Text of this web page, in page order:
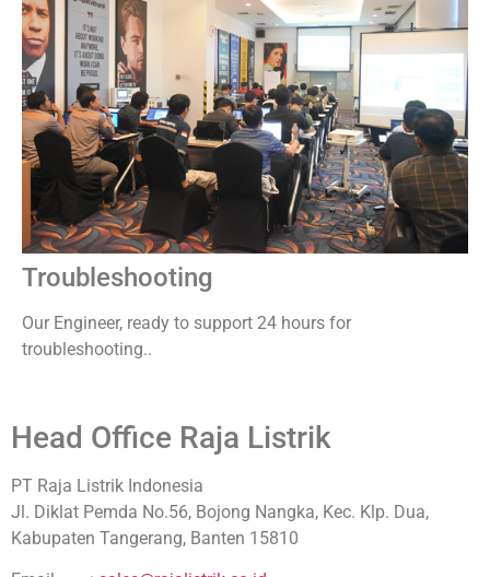
Troubleshooting
Our Engineer, ready to support 24 hours for
troubleshooting..
Head Office Raja Listrik
PT Raja Listrik Indonesia
Jl. Diklat Pemda No.56, Bojong Nangka, Kec. Klp. Dua,
Kabupaten Tangerang, Banten 15810